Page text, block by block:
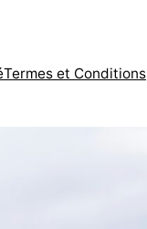
Termes et Conditions